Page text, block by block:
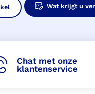
Wat krijgt u
Chat met onze
klantenservice